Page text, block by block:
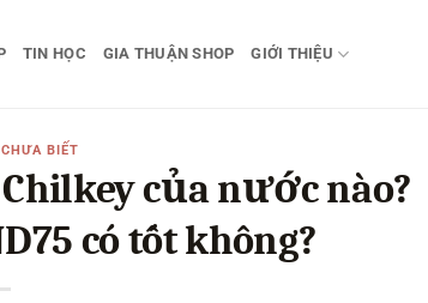
TIN HỌC GIA THUẬN SHOP GIỚI THIỆU
BIẾT
của nước nào?
có tốt không?